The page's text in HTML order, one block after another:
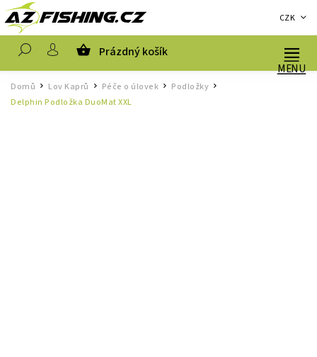
CZK
Prázdný košík
Domů / Lov Kaprů Péče o úlovek / Podložky /
Delphin Podložka DuoMat XXL